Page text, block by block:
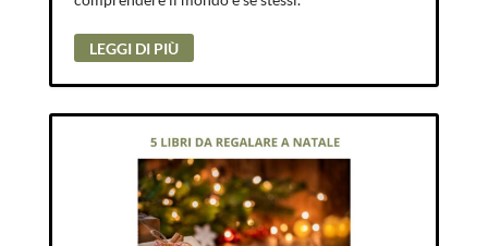
LEGGI DI PIÙ